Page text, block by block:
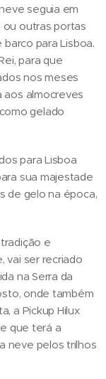
seguia em
ou outras portas
para Lisboa.
para que
nos meses
aos almocreves
gelado
para Lisboa
sua majestade
de gelo na época,
e
vai ser recriado
na Serra da
onde também
a Pickup Hilux
que terá a
neve pelos trilhos